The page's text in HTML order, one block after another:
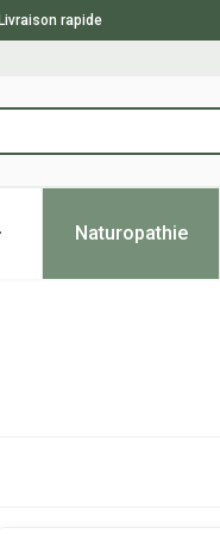
rapide
alimentation &
la catégorie
le sous-menu pour la
Naturopathie
Afficher